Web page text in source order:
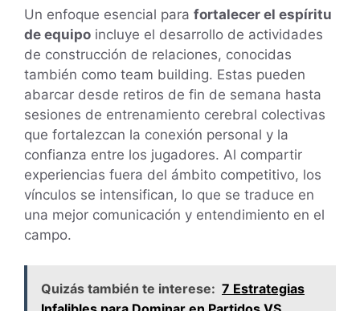
Un enfoque esencial para fortalecer el espíritu
de equipo incluye el desarrollo de actividades
de construcción de relaciones, conocidas
también como team building. Estas pueden
abarcar desde retiros de fin de semana hasta
sesiones de entrenamiento cerebral colectivas
que fortalezcan la conexión personal y la
confianza entre los jugadores. Al compartir
experiencias fuera del ámbito competitivo, los
vínculos se intensifican, lo que se traduce en
una mejor comunicación y entendimiento en el
campo.
Quizás también te interese: 7 Estrategias